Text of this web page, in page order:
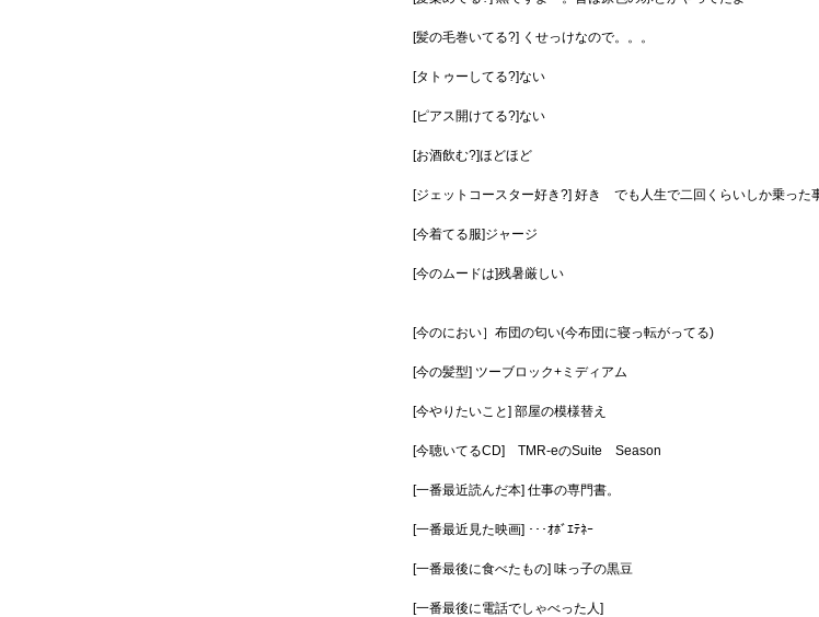
[髪の毛巻いてる?] くせっけなので。。。
[タトゥーしてる?]ない
[ピアス開けてる?]ない
[お酒飲む?]ほどほど
[ジェットコースター好き?] 好き でも人生で二回くらいしか乗った
[今着てる服]ジャージ
[今のムードは]残暑厳しい
[今のにおい］布団の匂い(今布団に寝っ転がってる)
[今の髪型] ツーブロック+ミディアム
[今やりたいこと] 部屋の模様替え
[今聴いてるCD] TMR-eのSuite Season
[一番最近読んだ本] 仕事の専門書。
[一番最近見た映画] ･･･ｵﾎﾞｴﾃﾈｰ
[一番最後に食べたもの] 味っ子の黒豆
[一番最後に電話でしゃべった人]